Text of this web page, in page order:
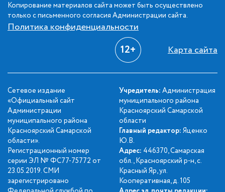
Копирование материалов сайта может быть осуществлено
только с письменного согласия Администрации сайта.
Политика конфиденциальности
12+ Карта сайта
Сетевое издание
«Официальный сайт
Администрации
муниципального района
Красноярский Самарской
области».
Регистрационный номер
серии ЭЛ № ФС77-75772 от
23.05.2019. СМИ
зарегистрировано
Учредитель: Администрация
муниципального района
Красноярский Самарской
области
Главный редактор: Яценко
Ю.В.
Адрес: 446370, Самарская
обл., Красноярский р-н, с.
Красный Яр, ул.
Кооперативная, д. 105